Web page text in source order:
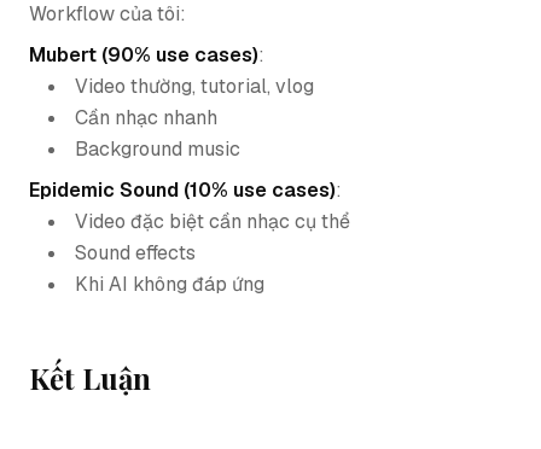
Workflow của tôi:
Mubert (90% use cases):
Video thường, tutorial, vlog
Cần nhạc nhanh
Background music
Epidemic Sound (10% use cases):
Video đặc biệt cần nhạc cụ thể
Sound effects
Khi AI không đáp ứng
Kết Luận